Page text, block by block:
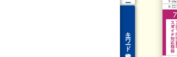
キーワード